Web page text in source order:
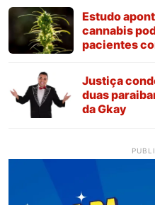
Estudo
cannabis
pacientes
Justiça
duas
da Gkay